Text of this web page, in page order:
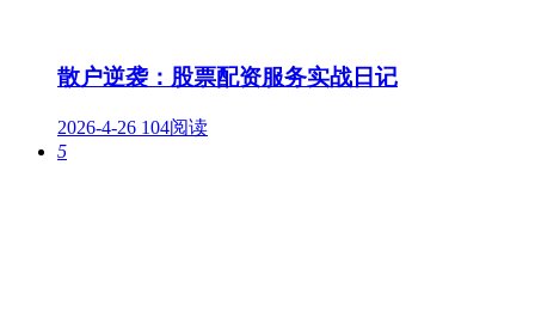
散户逆袭：股票配资服务实战日记
2026-4-26 104阅读
5